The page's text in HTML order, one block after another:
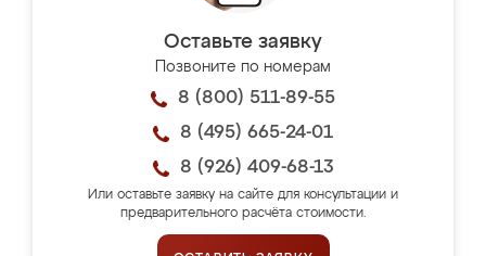
Оставьте заявку
Позвоните по номерам
8 (800) 511-89-55
8 (495) 665-24-01
8 (926) 409-68-13
Или оставьте заявку на сайте для консультации и
предварительного расчёта стоимости.